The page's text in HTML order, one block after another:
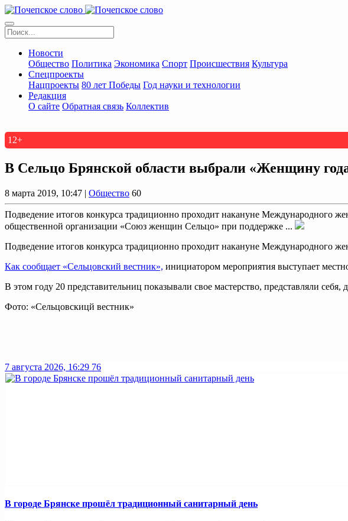
Новости
Общество Политика Экономика Спорт Происшествия Культура
Спецпроекты
Нацпроекты 80 лет Победы Год науки и технологии
Редакция
О сайте Обратная связь Коллектив
12+
В Сельцо Брянской области выбрали «Женщину
8 марта 2019, 10:47 | Общество 60
Подведение итогов конкурса традиционно проходит накануне Международного
общественной организации «Союз женщин Сельцо» при поддержке ...
Подведение итогов конкурса традиционно проходит накануне Международного
Как сообщает «Сельцовский вестник», инициатором мероприятия выступает
В этом году 20 представительниц показывали свое мастерство, представляли
Фото: «Сельцовскицй вестник»
7 августа 2026, 16:29 76
В городе Брянске прошёл традиционный санитарный день